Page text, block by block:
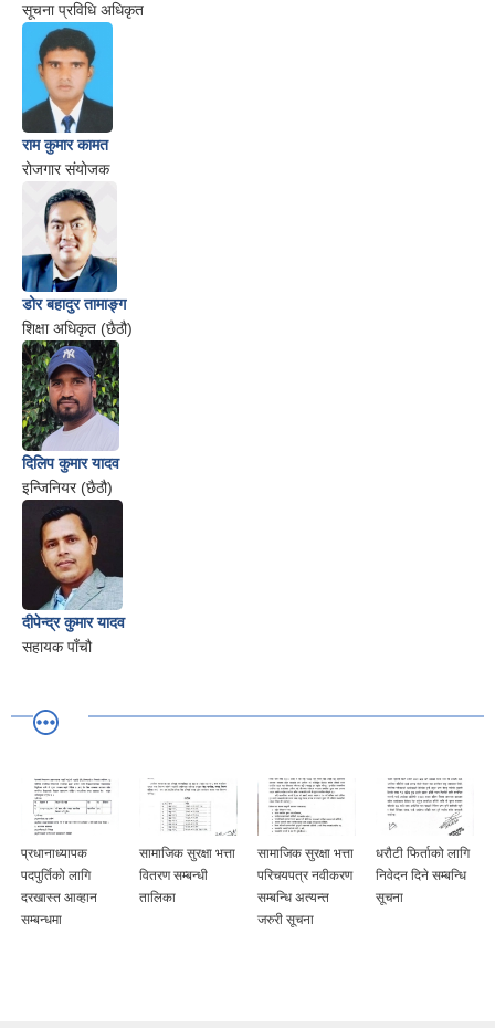
सूचना प्रविधि अधिकृत
राम कुमार कामत
रोजगार संयोजक
डोर बहादुर तामाङ्ग
शिक्षा अधिकृत (छैठौ)
दिलिप कुमार यादव
इन्जिनियर (छैठौ)
दीपेन्द्र कुमार यादव
सहायक पाँचौ
प्रधानाध्यापक
पदपुर्तिको लागि
दरखास्त आव्हान
सम्बन्धमा
सामाजिक सुरक्षा भत्ता
वितरण सम्बन्धी
तालिका
सामाजिक सुरक्षा भत्ता
परिचयपत्र नवीकरण
सम्बन्धि अत्यन्त
जरुरी सूचना
धरौटी फिर्ताको लागि
निवेदन दिने सम्बन्धि
सूचना